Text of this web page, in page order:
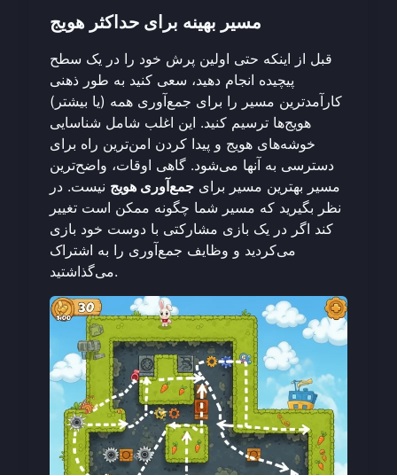
مسیر بهینه برای حداکثر هویج
قبل از اینکه حتی اولین پرش خود را در یک سطح
پیچیده انجام دهید، سعی کنید به طور ذهنی
کارآمدترین مسیر را برای جمع‌آوری همه (یا بیشتر)
هویج‌ها ترسیم کنید. این اغلب شامل شناسایی
خوشه‌های هویج و پیدا کردن امن‌ترین راه برای
دسترسی به آنها می‌شود. گاهی اوقات، واضح‌ترین
مسیر بهترین مسیر برای جمع‌آوری هویج نیست. در
نظر بگیرید که مسیر شما چگونه ممکن است تغییر
کند اگر در یک بازی مشارکتی با دوست خود بازی
می‌کردید و وظایف جمع‌آوری را به اشتراک
می‌گذاشتید.